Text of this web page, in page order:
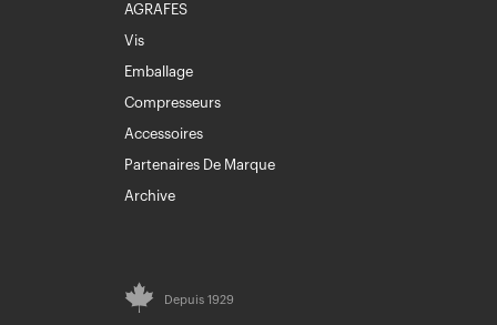
AGRAFES
Vis
Emballage
Compresseurs
Accessoires
Partenaires De Marque
Archive
Depuis 1929